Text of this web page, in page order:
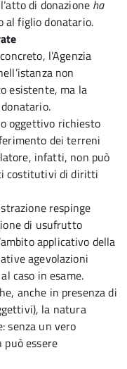
di donazione ha
figlio donatario.
l’Agenzia
non
esistente, ma la
oggettivo richiesto
dei terreni
infatti, non può
costitutivi di diritti
respinge
di usufrutto
applicativo della
agevolazioni
caso in esame.
anche in presenza di
la natura
senza un vero
essere